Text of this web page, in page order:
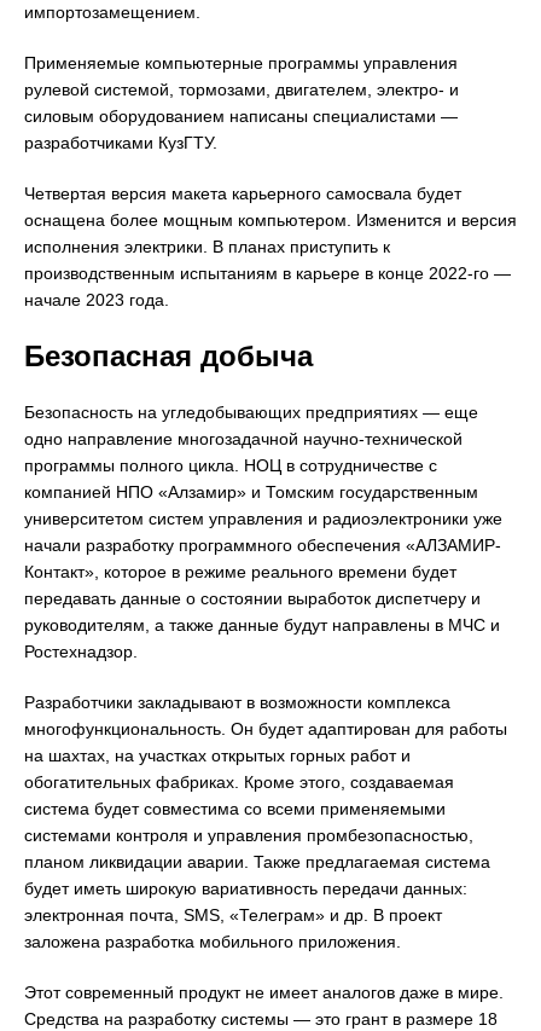
импортозамещением.
Применяемые компьютерные программы управления
рулевой системой, тормозами, двигателем, электро- и
силовым оборудованием написаны специалистами —
разработчиками КузГТУ.
Четвертая версия макета карьерного самосвала будет
оснащена более мощным компьютером. Изменится и версия
исполнения электрики. В планах приступить к
производственным испытаниям в карьере в конце 2022-го —
начале 2023 года.
Безопасная добыча
Безопасность на угледобывающих предприятиях — еще
одно направление многозадачной научно-технической
программы полного цикла. НОЦ в сотрудничестве с
компанией НПО «Алзамир» и Томским государственным
университетом систем управления и радиоэлектроники уже
начали разработку программного обеспечения «АЛЗАМИР-
Контакт», которое в режиме реального времени будет
передавать данные о состоянии выработок диспетчеру и
руководителям, а также данные будут направлены в МЧС и
Ростехнадзор.
Разработчики закладывают в возможности комплекса
многофункциональность. Он будет адаптирован для работы
на шахтах, на участках открытых горных работ и
обогатительных фабриках. Кроме этого, создаваемая
система будет совместима со всеми применяемыми
системами контроля и управления промбезопасностью,
планом ликвидации аварии. Также предлагаемая система
будет иметь широкую вариативность передачи данных:
электронная почта, SMS, «Телеграм» и др. В проект
заложена разработка мобильного приложения.
Этот современный продукт не имеет аналогов даже в мире.
Средства на разработку системы — это грант в размере 18